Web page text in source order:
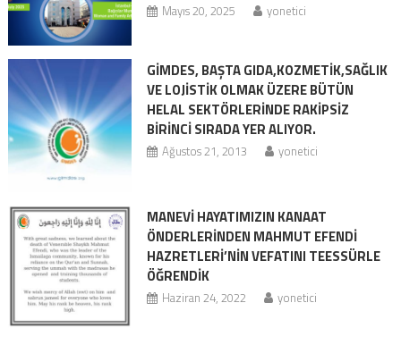
Mayıs 20, 2025 yonetici
GİMDES, BAŞTA GIDA,KOZMETİK,SAĞLIK
VE LOJİSTİK OLMAK ÜZERE BÜTÜN
HELAL SEKTÖRLERİNDE RAKİPSİZ
BİRİNCİ SIRADA YER ALIYOR.
Ağustos 21, 2013 yonetici
MANEVİ HAYATIMIZIN KANAAT
ÖNDERLERİNDEN MAHMUT EFENDİ
HAZRETLERİ’NİN VEFATINI TEESSÜRLE
ÖĞRENDİK
Haziran 24, 2022 yonetici